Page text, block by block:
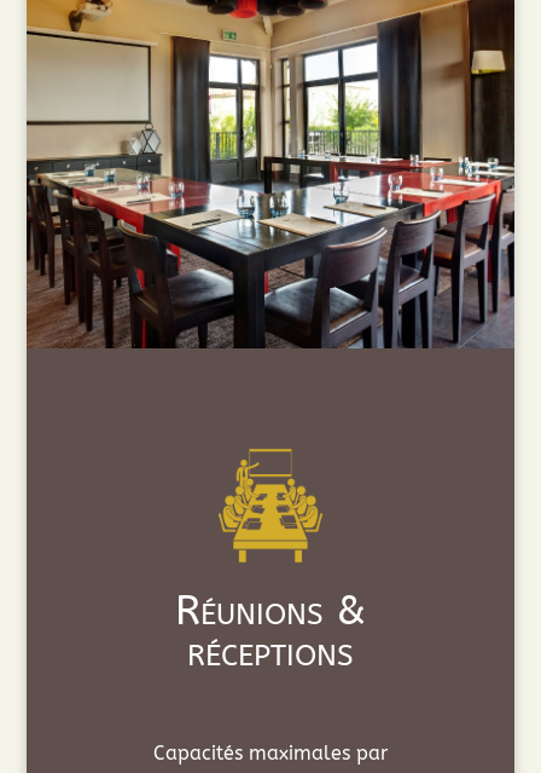
Réunions &
réceptions
Capacités maximales par